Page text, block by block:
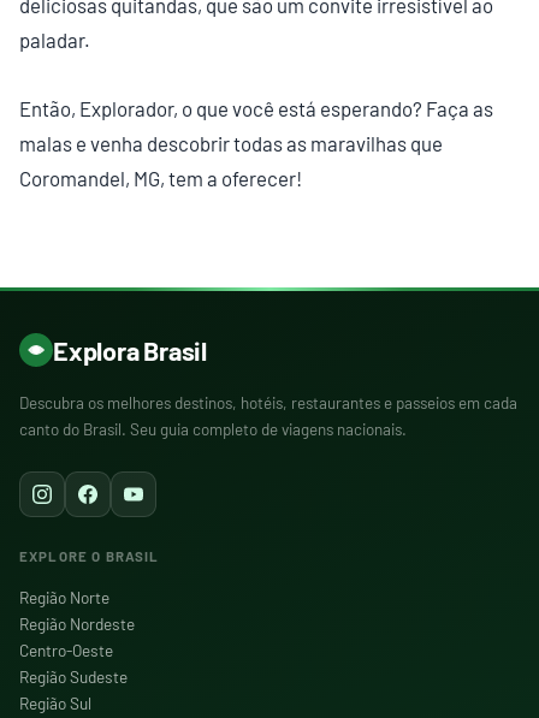
deliciosas quitandas, que são um convite irresistível ao
paladar.
Então, Explorador, o que você está esperando? Faça as
malas e venha descobrir todas as maravilhas que
Coromandel, MG, tem a oferecer!
Explora Brasil
Descubra os melhores destinos, hotéis, restaurantes e passeios em cada
canto do Brasil. Seu guia completo de viagens nacionais.
EXPLORE O BRASIL
Região Norte
Região Nordeste
Centro-Oeste
Região Sudeste
Região Sul